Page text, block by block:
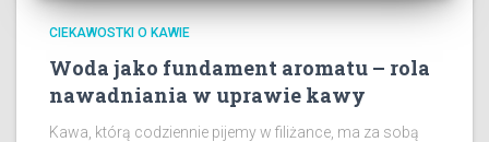
CIEKAWOSTKI O KAWIE
Woda jako fundament aromatu – rola
nawadniania w uprawie kawy
Kawa, którą codziennie pijemy w filiżance, ma za sobą